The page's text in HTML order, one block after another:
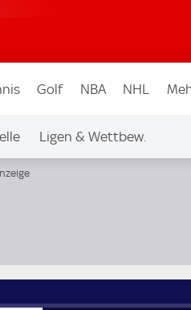
Golf NBA NHL
Ligen & Wettbew.